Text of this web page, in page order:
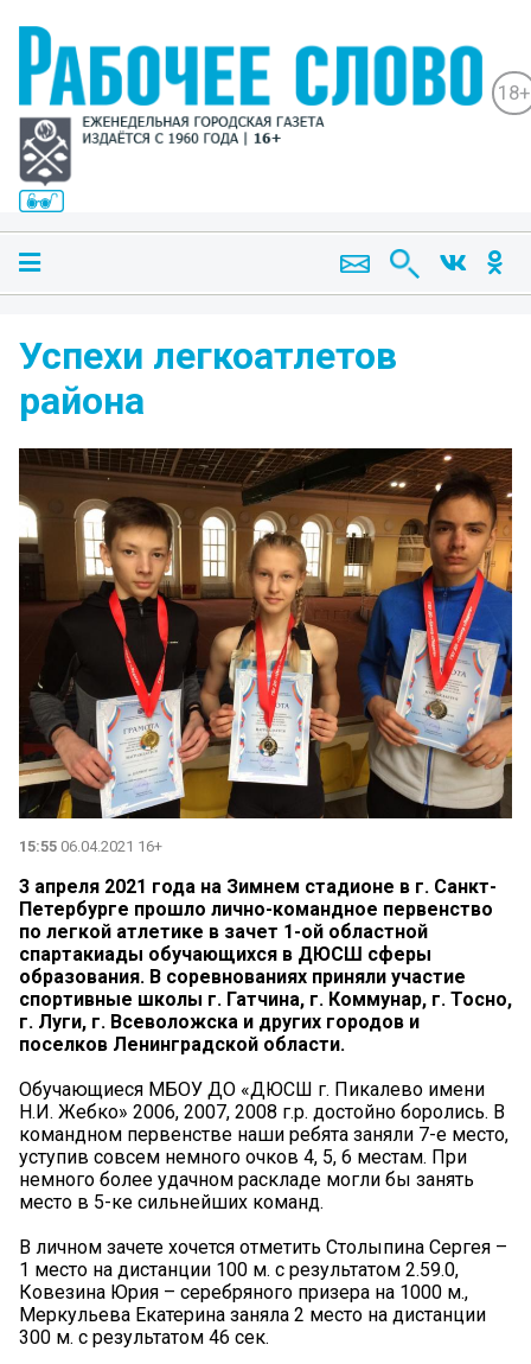
18+
Успехи легкоатлетов
района
15:55 06.04.2021 16+
3 апреля 2021 года на Зимнем стадионе в г. Санкт-
Петербурге прошло лично-командное первенство
по легкой атлетике в зачет 1-ой областной
спартакиады обучающихся в ДЮСШ сферы
образования. В соревнованиях приняли участие
спортивные школы г. Гатчина, г. Коммунар, г. Тосно,
г. Луги, г. Всеволожска и других городов и
поселков Ленинградской области.
Обучающиеся МБОУ ДО «ДЮСШ г. Пикалево имени
Н.И. Жебко» 2006, 2007, 2008 г.р. достойно боролись. В
командном первенстве наши ребята заняли 7-е место,
уступив совсем немного очков 4, 5, 6 местам. При
немного более удачном раскладе могли бы занять
место в 5-ке сильнейших команд.
В личном зачете хочется отметить Столыпина Сергея –
1 место на дистанции 100 м. с результатом 2.59.0,
Ковезина Юрия – серебряного призера на 1000 м.,
Меркульева Екатерина заняла 2 место на дистанции
300 м. с результатом 46 сек.